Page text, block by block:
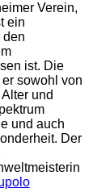
Verein,
ein
den
ist. Die
sowohl von
und
und auch
Der